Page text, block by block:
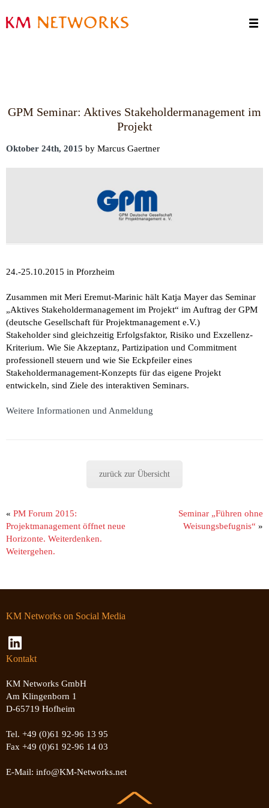
Kontakt
GPM Seminar: Aktives Stakeholdermanagement im
Projekt
Oktober 24th, 2015 by Marcus Gaertner
24.-25.10.2015 in Pforzheim
Zusammen mit Meri Eremut-Marinic hält Katja Mayer das Seminar
„Aktives Stakeholdermanagement im Projekt“ im Auftrag der GPM
(deutsche Gesellschaft für Projektmanagement e.V.)
Stakeholder sind gleichzeitig Erfolgsfaktor, Risiko und Exzellenz-
Kriterium. Wie Sie Akzeptanz, Partizipation und Commitment
professionell steuern und wie Sie Eckpfeiler eines
Stakeholdermanagement-Konzepts für das eigene Projekt
entwickeln, sind Ziele des interaktiven Seminars.
Weitere Informationen und Anmeldung
zurück zur Übersicht
Seminar „Führen ohne
Weisungsbefugnis“ »
« PM Forum 2015:
Projektmanagement öffnet neue
Horizonte. Weiterdenken.
Weitergehen.
KM Networks on Social Media
Kontakt
KM Networks GmbH
Am Klingenborn 1
D-65719 Hofheim
Tel. +49 (0)61 92-96 13 95
Fax +49 (0)61 92-96 14 03
E-Mail: info@KM-Networks.net